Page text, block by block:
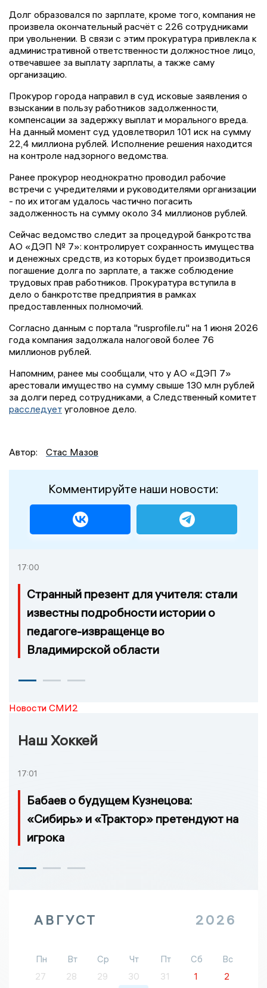
Долг образовался по зарплате, кроме того, компания не
произвела окончательный расчёт с 226 сотрудниками
при увольнении. В связи с этим прокуратура привлекла к
административной ответственности должностное лицо,
отвечавшее за выплату зарплаты, а также саму
организацию.
Прокурор города направил в суд исковые заявления о
взыскании в пользу работников задолженности,
компенсации за задержку выплат и морального вреда.
На данный момент суд удовлетворил 101 иск на сумму
22,4 миллиона рублей. Исполнение решения находится
на контроле надзорного ведомства.
Ранее прокурор неоднократно проводил рабочие
встречи с учредителями и руководителями организации
- по их итогам удалось частично погасить
задолженность на сумму около 34 миллионов рублей.
Сейчас ведомство следит за процедурой банкротства
АО «ДЭП № 7»: контролирует сохранность имущества
и денежных средств, из которых будет производиться
погашение долга по зарплате, а также соблюдение
трудовых прав работников. Прокуратура вступила в
дело о банкротстве предприятия в рамках
предоставленных полномочий.
Согласно данным с портала "rusprofile.ru" на 1 июня 2026
года компания задолжала налоговой более 76
миллионов рублей.
Напомним, ранее мы сообщали, что у АО «ДЭП 7»
арестовали имущество на сумму свыше 130 млн рублей
за долги перед сотрудниками, а Следственный комитет
расследует уголовное дело.
Автор: Стас Мазов
Комментируйте наши новости:
17:00
Странный презент для учителя: стали
известны подробности истории о
педагоге-извращенце во
Владимирской области
Новости СМИ2
Наш Хоккей
17:01
Бабаев о будущем Кузнецова:
«Сибирь» и «Трактор» претендуют на
игрока
АВГУСТ 2026
Пн Вт Ср Чт Пт Сб
Вс
27
28 29 30 31 1 2